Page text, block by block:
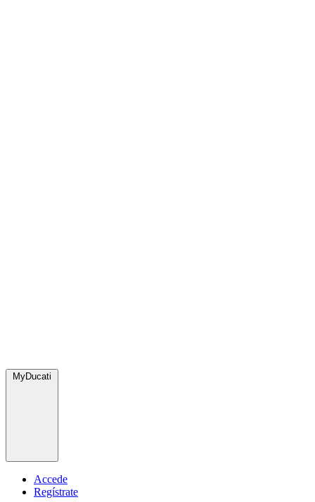
MyDucati
Accede
Regístrate